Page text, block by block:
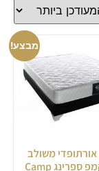
מבצע!
אורתופדי משולב
קפיצים קמפ ספרינג Camp